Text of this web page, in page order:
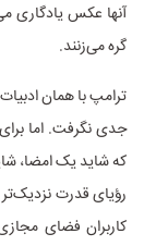
آنها عکس یادگاری
گره می‌زنند.
ترامپ با همان
جدی نگرفت. اما
که شاید یک امضا،
رؤیای قدرت
کاربران فضای